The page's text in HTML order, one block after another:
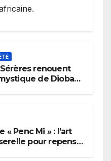
renouent
de Diobaye
« Penc Mi » : l’art
pour repenser